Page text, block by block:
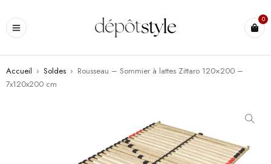
0
Accueil › Soldes › Rousseau – Sommier à lattes Zittaro 120×200 –
7x120x200 cm